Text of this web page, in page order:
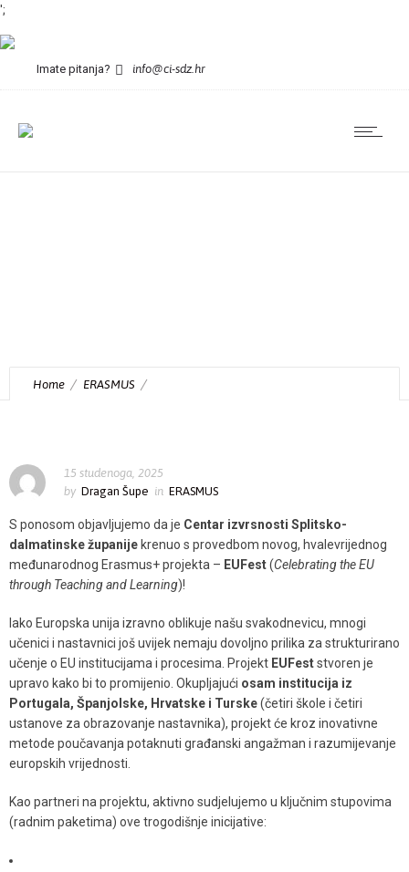
';
Imate pitanja? info@ci-sdz.hr
mlade građane!
Home ERASMUS
15 studenoga, 2025
by Dragan Šupe in ERASMUS
S ponosom objavljujemo da je Centar izvrsnosti Splitsko-
dalmatinske županije krenuo s provedbom novog, hvalevrijednog
međunarodnog Erasmus+ projekta – EUFest(Celebrating the EU
through Teaching and Learning)!
Iako Europska unija izravno oblikuje našu svakodnevicu, mnogi
učenici i nastavnici još uvijek nemaju dovoljno prilika za strukturirano
učenje o EU institucijama i procesima. Projekt EUFeststvoren je
upravo kako bi to promijenio. Okupljajući osam institucija iz
Portugala, Španjolske, Hrvatske i Turske(četiri škole i četiri
ustanove za obrazovanje nastavnika), projekt će kroz inovativne
metode poučavanja potaknuti građanski angažman i razumijevanje
europskih vrijednosti.
Kao partneri na projektu, aktivno sudjelujemo u ključnim stupovima
(radnim paketima) ove trogodišnje inicijative: